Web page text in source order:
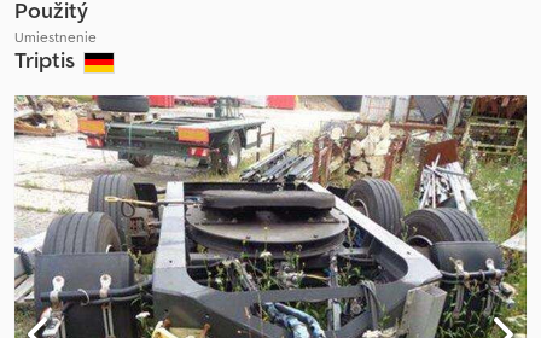
Použitý
Umiestnenie
Triptis